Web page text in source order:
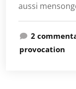
aussi
2
provocation